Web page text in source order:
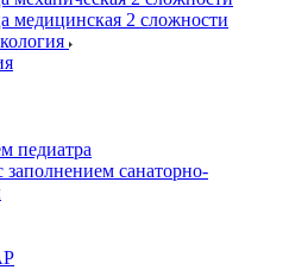
медицинская 2 сложности
педиатра
заполнением санаторно-